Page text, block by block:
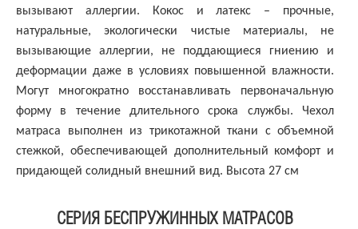
вызывают аллергии. Кокос и латекс – прочные,
натуральные, экологически чистые материалы, не
вызывающие аллергии, не поддающиеся гниению и
деформации даже в условиях повышенной влажности.
Могут многократно восстанавливать первоначальную
форму в течение длительного срока службы. Чехол
матраса выполнен из трикотажной ткани с объемной
стежкой, обеспечивающей дополнительный комфорт и
придающей солидный внешний вид. Высота 27 см
СЕРИЯ БЕСПРУЖИННЫХ МАТРАСОВ